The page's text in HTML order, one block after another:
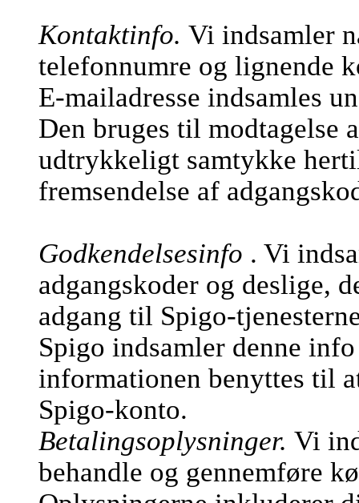
Kontaktinfo. Vi indsamler
telefonnumre og lignende
E-mailadresse indsamles
Den bruges til modtagelse
udtrykkeligt samtykke
fremsendelse af
Godkendelsesinfo . Vi
adgangskoder og deslige,
adgang til Spigo-
Spigo indsamler denne
informationen benyttes til
Spigo-konto.
Betalingsoplysninger. Vi
behandle og gennemføre